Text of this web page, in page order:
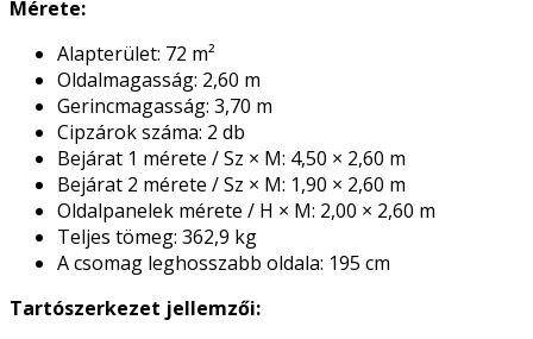
Mérete:
Alapterület: 72 m²
Oldalmagasság: 2,60 m
Gerincmagasság: 3,70 m
Cipzárok száma: 2 db
Bejárat 1 mérete / Sz × M: 4,50 × 2,60 m
Bejárat 2 mérete / Sz × M: 1,90 × 2,60 m
Oldalpanelek mérete / H × M: 2,00 × 2,60 m
Teljes tömeg: 362,9 kg
A csomag leghosszabb oldala: 195 cm
Tartószerkezet jellemzői: